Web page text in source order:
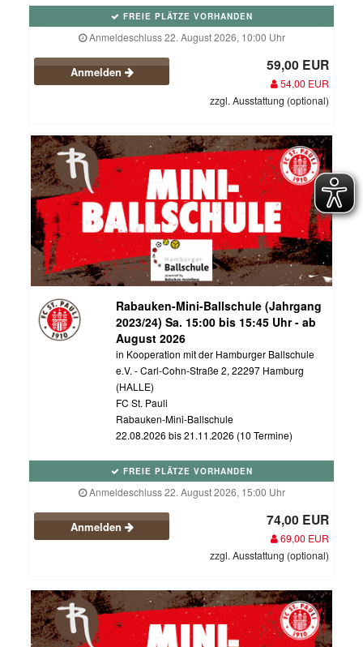
FREIE PLÄTZE VORHANDEN
Anmeldeschluss 22. August 2026, 10:00 Uhr
Anmelden 59,00 EUR
54,00 EUR
zzgl. Ausstattung (optional)
Rabauken-Mini-Ballschule (Jahrgang
2023/24) Sa. 15:00 bis 15:45 Uhr - ab
August 2026
in Kooperation mit der Hamburger Ballschule
e.V. - Carl-Cohn-Straße 2, 22297 Hamburg
(HALLE)
FC St. Pauli
Rabauken-Mini-Ballschule
22.08.2026 bis 21.11.2026 (10 Termine)
FREIE PLÄTZE VORHANDEN
Anmeldeschluss 22. August 2026, 15:00 Uhr
Anmelden 74,00 EUR
69,00 EUR
zzgl. Ausstattung (optional)